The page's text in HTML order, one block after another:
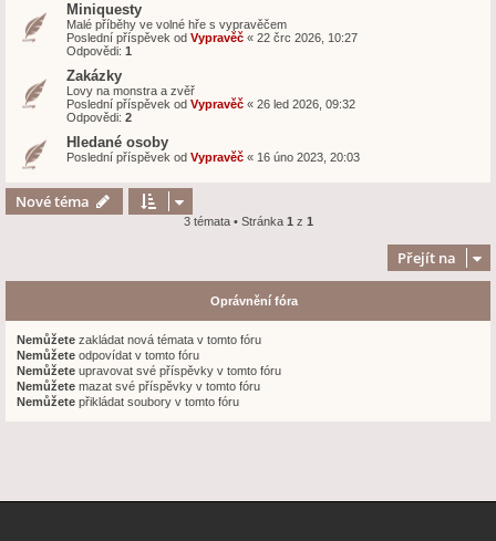
Miniquesty
Malé příběhy ve volné hře s vypravěčem
Poslední příspěvek od Vypravěč « 22 črc 2026, 10:27
Odpovědi: 1
Zakázky
Lovy na monstra a zvěř
Poslední příspěvek od Vypravěč « 26 led 2026, 09:32
Odpovědi: 2
Hledané osoby
Poslední příspěvek od Vypravěč « 16 úno 2023, 20:03
Nové téma
3 témata • Stránka 1 z 1
Přejít na
Oprávnění fóra
Nemůžete zakládat nová témata v tomto fóru
Nemůžete odpovídat v tomto fóru
Nemůžete upravovat své příspěvky v tomto fóru
Nemůžete mazat své příspěvky v tomto fóru
Nemůžete přikládat soubory v tomto fóru